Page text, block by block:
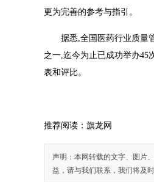
更为完善的参考与指引。
据悉,全国医药行业质量
之一,迄今为止已成功举办45
表和评比。
推荐阅读： 旗龙网
声明：本网转载的文字、图片
益，请与我们联系，我们将及时